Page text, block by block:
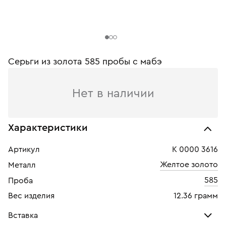
Серьги из золота 585 пробы c мабэ
Нет в наличии
Характеристики
Артикул
К 0000 3616
Металл
Желтое золото
Проба
585
Вес изделия
12.36 грамм
Вставка